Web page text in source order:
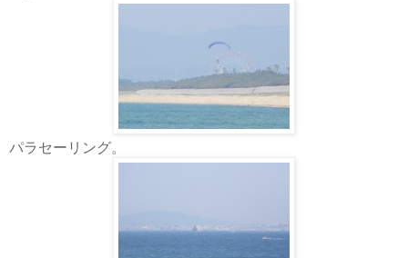
パラセーリング。